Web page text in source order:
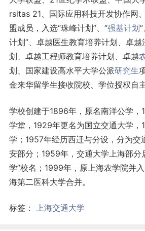
rsitas 21、国际应用科技开发协作网
盟成员，入选“珠峰计划”、“强基计划
计划”、卓越医生教育培养计划、卓
划、卓越工程师教育培养计划、卓越
划、国家建设高水平大学公派研究生
金来华留学生接收院校、学位授权自
学校创建于1896年，原名南洋公学，
学堂，1929年更名为国立交通大学，
学；1957年经历西迁与分设，分为交
安部分；1959年，交通大学上海部分
学”校名；1999年，原上海农学院并
海第二医科大学合并。
标签： 上海交通大学